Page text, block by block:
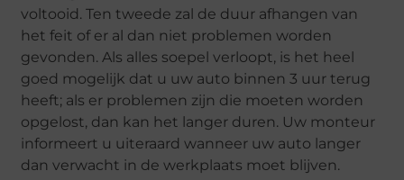
voltooid. Ten tweede zal de duur afhangen van
het feit of er al dan niet problemen worden
gevonden. Als alles soepel verloopt, is het heel
goed mogelijk dat u uw auto binnen 3 uur terug
heeft; als er problemen zijn die moeten worden
opgelost, dan kan het langer duren. Uw monteur
informeert u uiteraard wanneer uw auto langer
dan verwacht in de werkplaats moet blijven.